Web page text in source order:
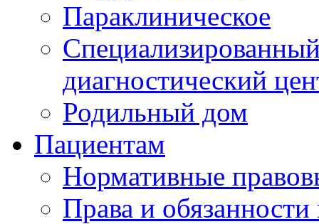
Параклиническое
диагностический
Родильный дом
Пациентам
Нормативные
Права и